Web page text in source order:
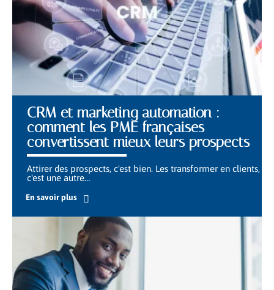
CRM et marketing automation :
comment les PME françaises
convertissent mieux leurs prospects
Attirer des prospects, c'est bien. Les transformer en clients,
c'est une autre…
En savoir plus